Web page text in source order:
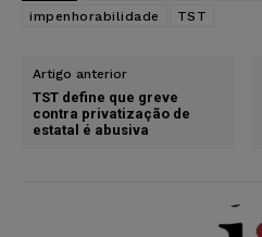
impenhorabilidade
TST
Artigo anterior
TST define que greve
contra privatização de
estatal é abusiva